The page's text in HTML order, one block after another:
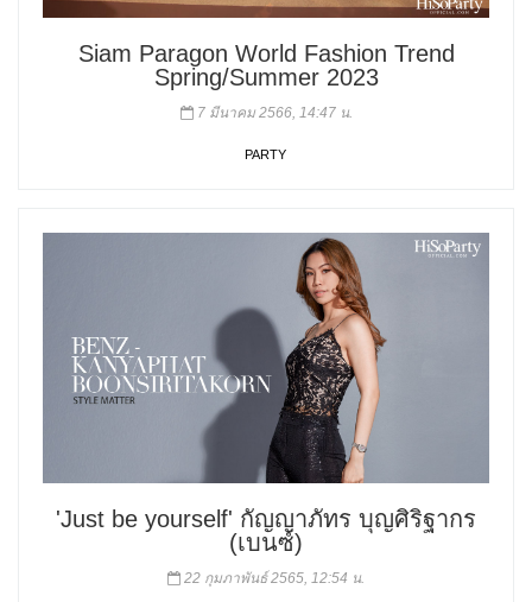
Siam Paragon World Fashion Trend
Spring/Summer 2023
7 มีนาคม 2566, 14:47 น.
PARTY
'Just be yourself' กัญญาภัทร บุญศิริฐากร
(เบนซ์)
22 กุมภาพันธ์ 2565, 12:54 น.